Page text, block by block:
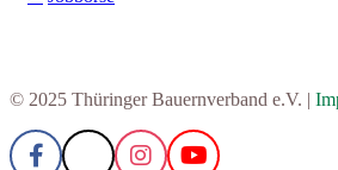
© 2025 Thüringer Bauernverband e.V. |